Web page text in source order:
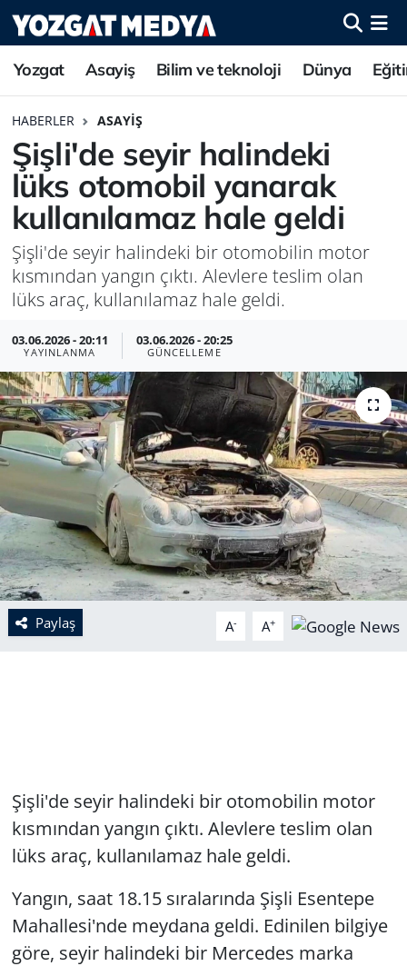
Yozgat Asayiş Bilim ve teknoloji Dünya
HABERLER ASAYIŞ
Şişli'de seyir halindeki
lüks otomobil yanarak
kullanılamaz hale geldi
Şişli'de seyir halindeki bir otomobilin motor
kısmından yangın çıktı. Alevlere teslim olan
lüks araç, kullanılamaz hale geldi.
03.06.2026 - 20:11
YAYINLANMA
03.06.2026 - 20:25
GÜNCELLEME
Paylaş A- A+
Şişli'de seyir halindeki bir otomobilin motor
kısmından yangın çıktı. Alevlere teslim olan
lüks araç, kullanılamaz hale geldi.
Yangın, saat 18.15 sıralarında Şişli Esentepe
Mahallesi'nde meydana geldi. Edinilen bilgiye
göre, seyir halindeki bir Mercedes marka